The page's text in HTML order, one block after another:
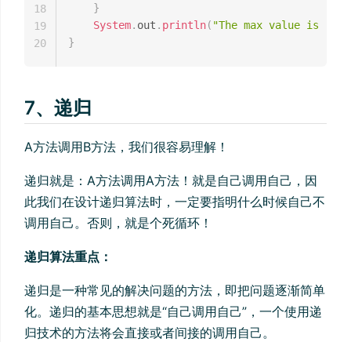
}
System. out . println( "The max value is "
}
18
19
20
7、递归
A方法调用B方法，我们很容易理解！
递归就是：A方法调用A方法！就是自己调用自己，因
此我们在设计递归算法时，一定要指明什么时候自己不
调用自己。否则，就是个死循环！
递归算法重点：
递归是一种常见的解决问题的方法，即把问题逐渐简单
化。递归的基本思想就是“自己调用自己”，一个使用递
归技术的方法将会直接或者间接的调用自己。